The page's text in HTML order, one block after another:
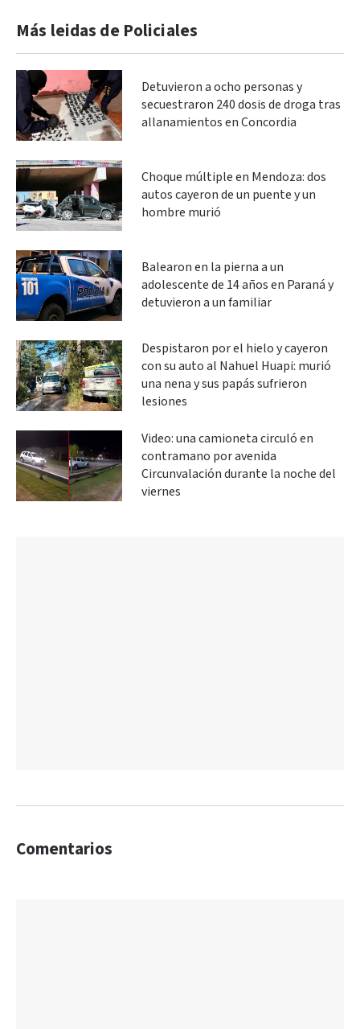
Más leidas de Policiales
Detuvieron a ocho personas y
secuestraron 240 dosis de droga tras
allanamientos en Concordia
Choque múltiple en Mendoza: dos
autos cayeron de un puente y un
hombre murió
Balearon en la pierna a un
adolescente de 14 años en Paraná y
detuvieron a un familiar
Despistaron por el hielo y cayeron
con su auto al Nahuel Huapi: murió
una nena y sus papás sufrieron
lesiones
Video: una camioneta circuló en
contramano por avenida
Circunvalación durante la noche del
viernes
Comentarios